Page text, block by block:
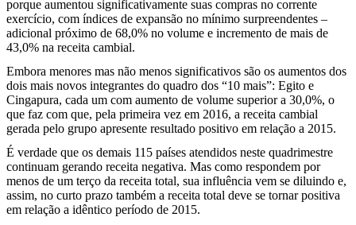
porque aumentou significativamente suas compras no corrente
exercício, com índices de expansão no mínimo surpreendentes –
adicional próximo de 68,0% no volume e incremento de mais de
43,0% na receita cambial.
Embora menores mas não menos significativos são os aumentos dos
dois mais novos integrantes do quadro dos “10 mais”: Egito e
Cingapura, cada um com aumento de volume superior a 30,0%, o
que faz com que, pela primeira vez em 2016, a receita cambial
gerada pelo grupo apresente resultado positivo em relação a 2015.
É verdade que os demais 115 países atendidos neste quadrimestre
continuam gerando receita negativa. Mas como respondem por
menos de um terço da receita total, sua influência vem se diluindo e,
assim, no curto prazo também a receita total deve se tornar positiva
em relação a idêntico período de 2015.